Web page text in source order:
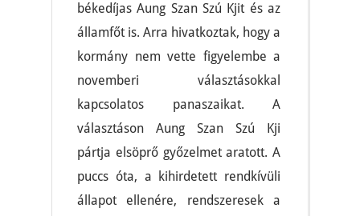
békedíjas Aung Szan Szú Kjit és az
államfőt is. Arra hivatkoztak, hogy a
kormány nem vette figyelembe a
novemberi választásokkal
kapcsolatos panaszaikat. A
választáson Aung Szan Szú Kji
pártja elsöprő győzelmet aratott. A
puccs óta, a kihirdetett rendkívüli
állapot ellenére, rendszeresek a